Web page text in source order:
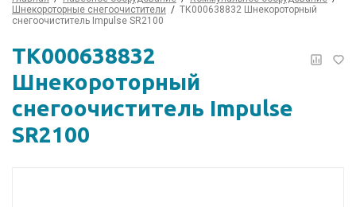
Шнекороторные снегоочистители
ТК000638832 Шнекороторный
снегоочиститель Impulse SR2100
ТК000638832
Шнекороторный
снегоочиститель Impulse
SR2100